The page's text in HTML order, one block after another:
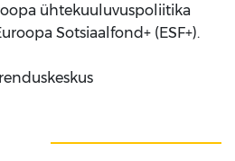
ühtekuuluvuspoliitika
Sotsiaalfond+ (ESF+).